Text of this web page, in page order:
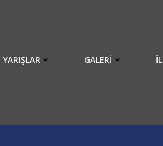
YARIŞLAR GALERI